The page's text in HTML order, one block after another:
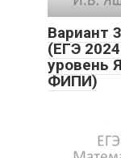
Вариант
(ЕГЭ
уровень
ФИПИ)